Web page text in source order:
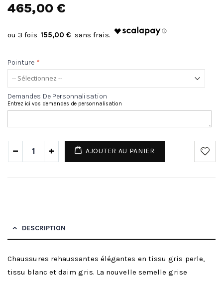
465,00 €
155,00 €
Pointure *
Demandes De Personnalisation
Entrez ici vos demandes de personnalisation
AJOUTER AU PANIER
DESCRIPTION
Chaussures rehaussantes élégantes en tissu gris perle,
tissu blanc et daim gris. La nouvelle semelle grise